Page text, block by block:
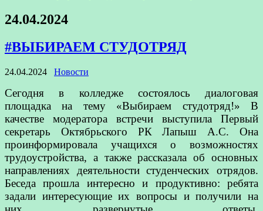
24.04.2024
#ВЫБИРАЕМ СТУДОТРЯД
24.04.2024 Новости
Сегодня в колледже состоялось диалоговая
площадка на тему «Выбираем студотряд!» В
качестве модератора встречи выступила Первый
секретарь Октябрьского РК Лапыш А.С. Она
проинформировала учащихся о возможностях
трудоустройства, а также рассказала об основных
направлениях деятельности студенческих отрядов.
Беседа прошла интересно и продуктивно: ребята
задали интересующие их вопросы и получили на